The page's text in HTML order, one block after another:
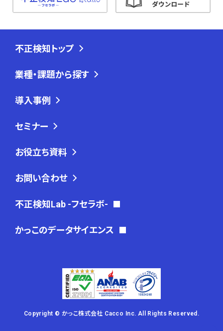
不正検知トップ
業種・課題から探す
導入事例
セミナー
お役立ち資料
お問い合わせ
不正検知Lab -フセラボ-
かっこのデータサイエンス
Copyright © かっこ株式会社 Cacco Inc. All Rights Reserved.